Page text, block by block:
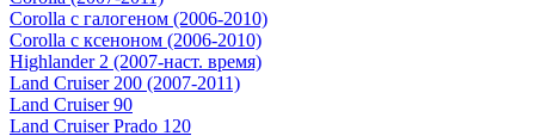
Corolla с галогеном (2006-2010)
Corolla с ксеноном (2006-2010)
Highlander 2 (2007-наст. время)
Land Cruiser 200 (2007-2011)
Land Cruiser 90
Land Cruiser Prado 120